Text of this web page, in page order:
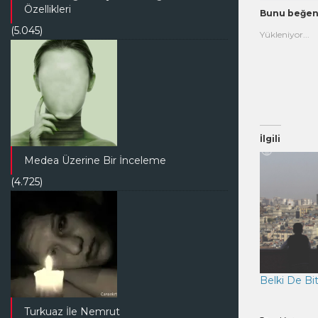
Özellikleri
(5.045)
Medea Üzerine Bir İnceleme
(4.725)
Turkuaz İle Nemrut
Bunu
Yükleniyor...
İlgili
Belki De